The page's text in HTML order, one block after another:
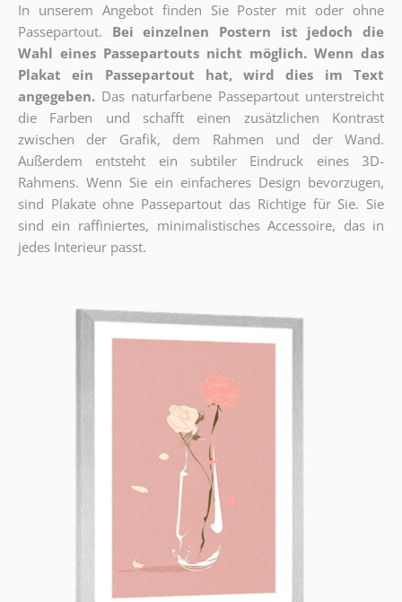
In unserem Angebot finden Sie Poster mit oder ohne
Passepartout.
Bei einzelnen Postern ist jedoch die
Wahl eines Passepartouts nicht möglich. Wenn das
Plakat ein Passepartout hat, wird dies im Text
angegeben. Das naturfarbene Passepartout unterstreicht
die Farben und schafft einen zusätzlichen Kontrast
zwischen der Grafik, dem Rahmen und der Wand.
Außerdem entsteht ein subtiler Eindruck eines 3D-
Rahmens. Wenn Sie ein einfacheres Design bevorzugen,
sind Plakate ohne Passepartout das Richtige für Sie. Sie
sind ein raffiniertes, minimalistisches Accessoire, das in
jedes Interieur passt.